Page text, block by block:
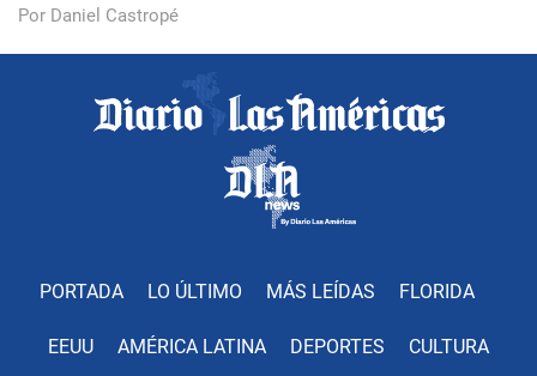
Por Daniel Castropé
PORTADA LO ÚLTIMO MÁS LEÍDAS FLORIDA
EEUU AMÉRICA LATINA DEPORTES CULTURA